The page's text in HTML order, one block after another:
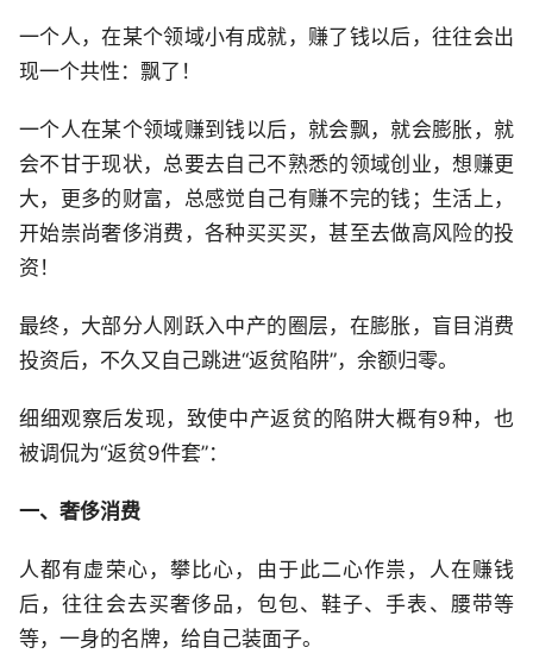
一个人，在某个领域小有成就，赚了钱以后，往往会出
现一个共性：飘了！
一个人在某个领域赚到钱以后，就会飘，就会膨胀，就
会不甘于现状，总要去自己不熟悉的领域创业，想赚更
大，更多的财富，总感觉自己有赚不完的钱；生活上，
开始崇尚奢侈消费，各种买买买，甚至去做高风险的投
资！
最终，大部分人刚跃入中产的圈层，在膨胀，盲目消费
投资后，不久又自己跳进“返贫陷阱”，余额归零。
细细观察后发现，致使中产返贫的陷阱大概有9种，也
被调侃为“返贫9件套”：
一、奢侈消费
人都有虚荣心，攀比心，由于此二心作祟，人在赚钱
后，往往会去买奢侈品，包包、鞋子、手表、腰带等
等，一身的名牌，给自己装面子。